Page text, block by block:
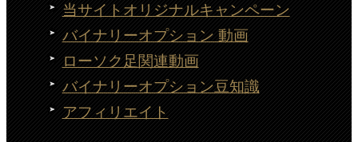
当サイトオリジナルキャンペーン
バイナリーオプション 動画
ローソク足関連動画
バイナリーオプション豆知識
アフィリエイト